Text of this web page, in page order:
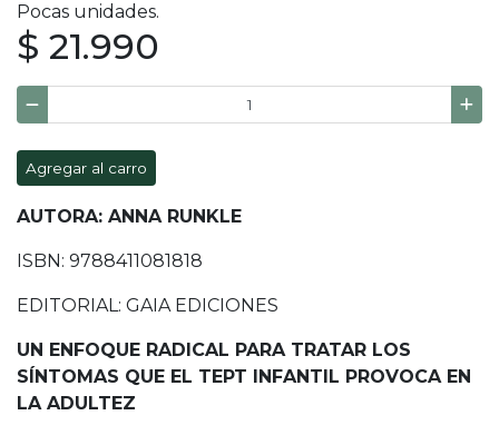
Pocas unidades.
$ 21.990
Agregar al carro
AUTORA: ANNA RUNKLE
ISBN: 9788411081818
EDITORIAL: GAIA EDICIONES
UN ENFOQUE RADICAL PARA TRATAR LOS
SÍNTOMAS QUE EL TEPT INFANTIL PROVOCA EN
LA ADULTEZ